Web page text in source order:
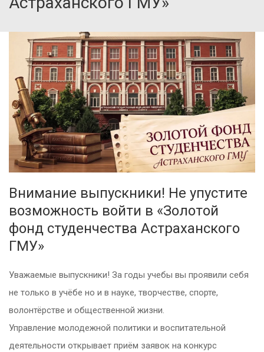
Внимание выпускники! Не упустите
возможность войти в «Золотой
фонд студенчества Астраханского
ГМУ»
Уважаемые выпускники! За годы учебы вы проявили себя
не только в учёбе но и в науке, творчестве, спорте,
волонтёрстве и общественной жизни.
Управление молодежной политики и воспитательной
деятельности открывает приём заявок на конкурс